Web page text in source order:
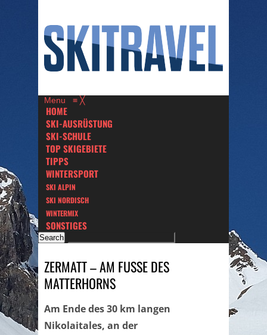
Menu ≡ ╳
HOME
SKI-AUSRÜSTUNG
SKI-SCHULE
TOP SKIGEBIETE
TIPPS
WINTERSPORT
SKI ALPIN
SKI NORDISCH
WINTERMIX
SONSTIGES
ZERMATT – AM FUSSE DES M
ATTERHORNS
Am Ende des 30 km langen
Nikolaitales, an der